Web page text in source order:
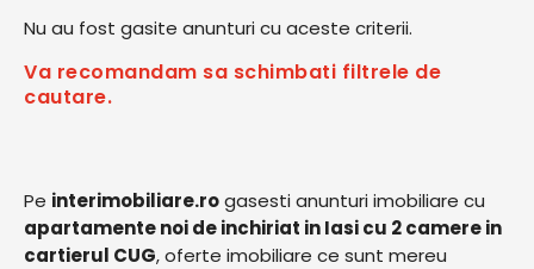
Nu au fost gasite anunturi cu aceste criterii.
Va recomandam sa schimbati filtrele de
cautare.
Pe interimobiliare.rogasesti anunturi imobiliare cu
apartamente noi de inchiriat in Iasi cu 2 camere in
cartierul CUG, oferte imobiliare ce sunt mereu